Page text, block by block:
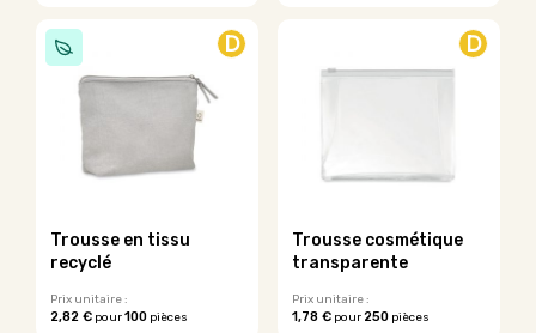
produit
a
plusieurs
variations.
sur
page
du
produit
plusieurs
être
sur
la
du
produit
D
Trousse en tissu
recyclé
Prix unitaire :
2,82 € pour100 pièces
D
Trousse cosmétique
transparente
Prix unitaire :
1,78 €pour250pièces